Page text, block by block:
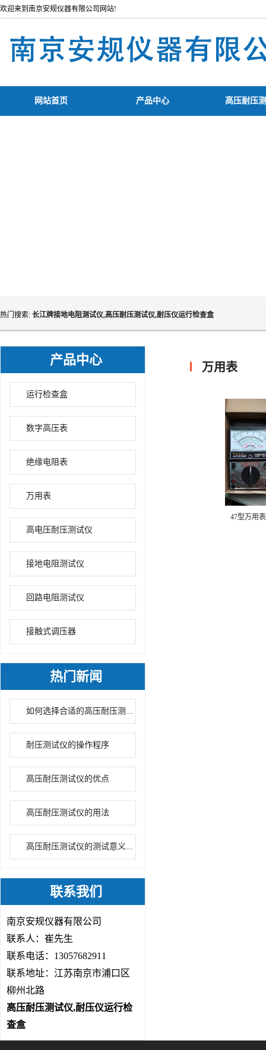
欢迎来到南京安规仪器有限公司网站!
网站首页 产品中心 高压耐压
热门搜索: 长江牌接地电阻测试仪,高压耐压测试仪,耐压仪运行检查盒
产品中心
运行检查盒
数字高压表
绝缘电阻表
万用表
高电压耐压测试仪
接地电阻测试仪
回路电阻测试仪
接触式调压器
热门新闻
如何选择合适的高压耐压测...
耐压测试仪的操作程序
高压耐压测试仪的优点
高压耐压测试仪的用法
高压耐压测试仪的测试意义...
联系我们
南京安规仪器有限公司
联系人：崔先生
联系电话：13057682911
联系地址：江苏南京市浦口区
柳州北路
高压耐压测试仪,耐压仪运行检
查盒
万用表
47型万用